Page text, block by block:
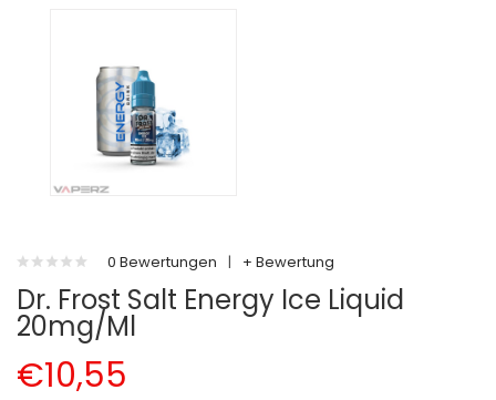
0 Bewertungen | + Bewertung
Dr. Frost Salt Energy Ice Liquid
20mg/ml
€10,55